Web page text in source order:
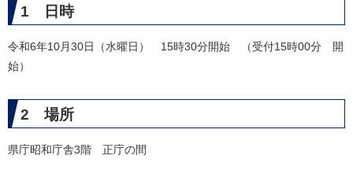
1 日時
令和6年10月30日（水曜日） 15時30分開始 （受付15時00分 開
始）
2 場所
県庁昭和庁舎3階 正庁の間